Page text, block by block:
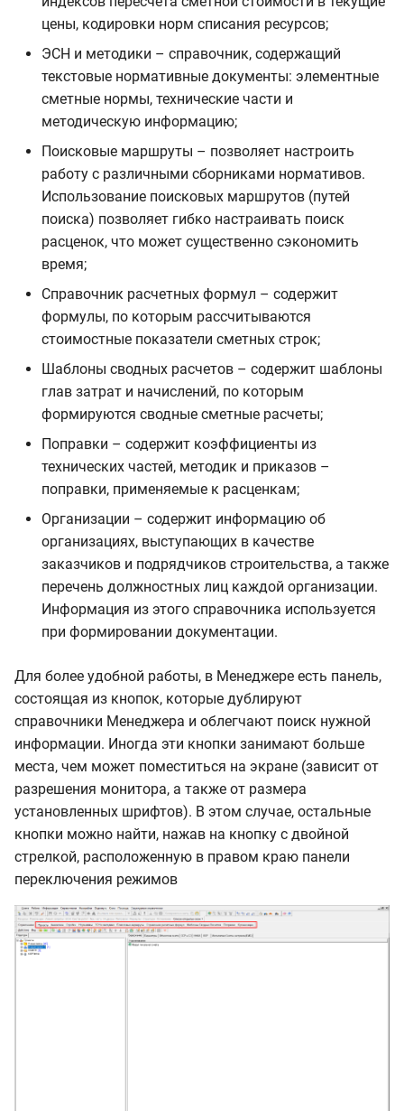
цены, кодировки норм списания ресурсов;
ЭСН и методики – справочник, содержащий
текстовые нормативные документы: элементные
сметные нормы, технические части и
методическую информацию;
Поисковые маршруты – позволяет настроить
работу с различными сборниками нормативов.
Использование поисковых маршрутов (путей
поиска) позволяет гибко настраивать поиск
расценок, что может существенно сэкономить
время;
Справочник расчетных формул – содержит
формулы, по которым рассчитываются
стоимостные показатели сметных строк;
Шаблоны сводных расчетов – содержит шаблоны
глав затрат и начислений, по которым
формируются сводные сметные расчеты;
Поправки – содержит коэффициенты из
технических частей, методик и приказов –
поправки, применяемые к расценкам;
Организации – содержит информацию об
организациях, выступающих в качестве
заказчиков и подрядчиков строительства, а также
перечень должностных лиц каждой организации.
Информация из этого справочника используется
при формировании документации.
Для более удобной работы, в Менеджере есть панель,
состоящая из кнопок, которые дублируют
справочники Менеджера и облегчают поиск нужной
информации. Иногда эти кнопки занимают больше
места, чем может поместиться на экране (зависит от
разрешения монитора, а также от размера
установленных шрифтов). В этом случае, остальные
кнопки можно найти, нажав на кнопку с двойной
стрелкой, расположенную в правом краю панели
переключения режимов